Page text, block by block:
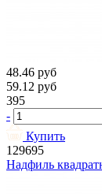
48.46 руб
59.12 руб
395
-
Купить
129695
Надфиль